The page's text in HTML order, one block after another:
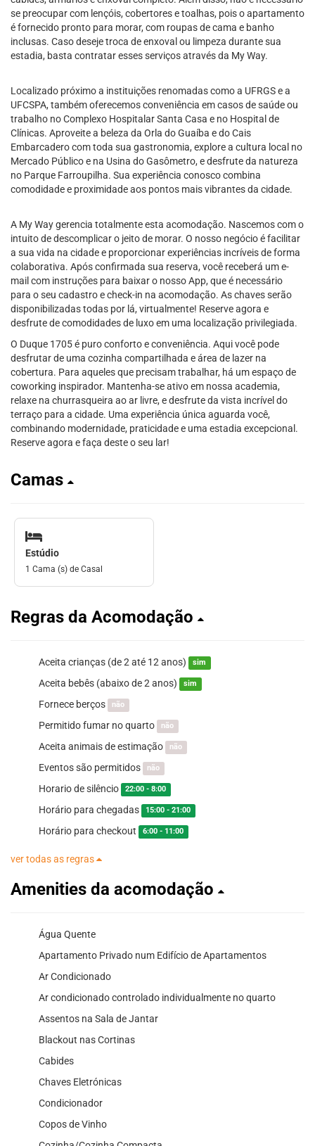
se preocupar com lençóis, cobertores e toalhas, pois o apartamento
é fornecido pronto para morar, com roupas de cama e banho
inclusas. Caso deseje troca de enxoval ou limpeza durante sua
estadia, basta contratar esses serviços através da My Way.
Localizado próximo a instituições renomadas como a UFRGS e a
UFCSPA, também oferecemos conveniência em casos de saúde ou
trabalho no Complexo Hospitalar Santa Casa e no Hospital de
Clínicas. Aproveite a beleza da Orla do Guaíba e do Cais
Embarcadero com toda sua gastronomia, explore a cultura local no
Mercado Público e na Usina do Gasômetro, e desfrute da natureza
no Parque Farroupilha. Sua experiência conosco combina
comodidade e proximidade aos pontos mais vibrantes da cidade.
A My Way gerencia totalmente esta acomodação. Nascemos com o
intuito de descomplicar o jeito de morar. O nosso negócio é facilitar
a sua vida na cidade e proporcionar experiências incríveis de forma
colaborativa. Após confirmada sua reserva, você receberá um e-
mail com instruções para baixar o nosso App, que é necessário
para o seu cadastro e check-in na acomodação. As chaves serão
disponibilizadas todas por lá, virtualmente! Reserve agora e
desfrute de comodidades de luxo em uma localização privilegiada.
O Duque 1705 é puro conforto e conveniência. Aqui você pode
desfrutar de uma cozinha compartilhada e área de lazer na
cobertura. Para aqueles que precisam trabalhar, há um espaço de
coworking inspirador. Mantenha-se ativo em nossa academia,
relaxe na churrasqueira ao ar livre, e desfrute da vista incrível do
terraço para a cidade. Uma experiência única aguarda você,
combinando modernidade, praticidade e uma estadia excepcional.
Reserve agora e faça deste o seu lar!
Camas
Estúdio
1 Cama (s) de Casal
Regras da Acomodação
Aceita crianças (de 2 até 12 anos) sim
Aceita bebês (abaixo de 2 anos) sim
Fornece berços não
Permitido fumar no quarto não
Aceita animais de estimação não
Eventos são permitidos não
Horario de silêncio 22:00 - 8:00
Horário para chegadas 15:00 - 21:00
Horário para checkout 6:00 - 11:00
ver todas as regras
Amenities da acomodação
Água Quente
Apartamento Privado num Edifício de Apartamentos
Ar Condicionado
Ar condicionado controlado individualmente no quarto
Assentos na Sala de Jantar
Blackout nas Cortinas
Cabides
Chaves Eletrónicas
Condicionador
Copos de Vinho